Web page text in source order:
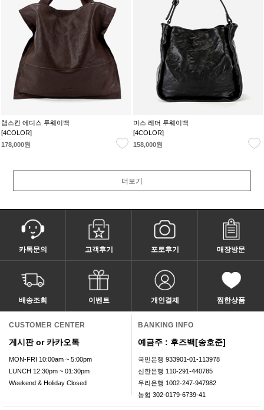
램스킨 에디스 투웨이백
[4COLOR]
178,000원
마스 레더 투웨이백
[4COLOR]
158,000원
더보기
카톡문의 고객후기 포토후기 매장방문
배송조회 이벤트 개인결제 찜한상품
CUSTOMER CENTER
게시판 or 카카오톡
MON-FRI 10:00am ~ 5:00pm
LUNCH 12:30pm ~ 01:30pm
Weekend & Holiday Closed
BANKING INFO
예금주 : 후즈백[송호준]
국민은행 933901-01-113978
신한은행 110-291-440785
우리은행 1002-247-947982
농협 302-0179-6739-41